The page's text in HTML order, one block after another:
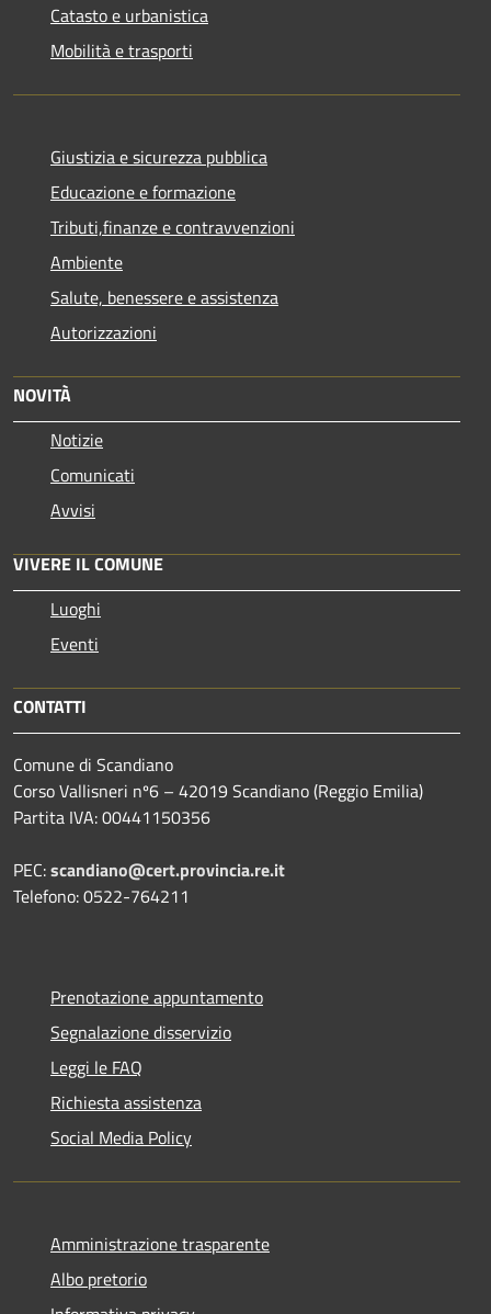
Catasto e urbanistica
Mobilità e trasporti
Giustizia e sicurezza pubblica
Educazione e formazione
Tributi,finanze e contravvenzioni
Ambiente
Salute, benessere e assistenza
Autorizzazioni
NOVITÀ
Notizie
Comunicati
Avvisi
VIVERE IL COMUNE
Luoghi
Eventi
CONTATTI
Comune di Scandiano
Corso Vallisneri nº6 – 42019 Scandiano (Reggio Emilia)
Partita IVA: 00441150356
PEC:scandiano@cert.provincia.re.it
Telefono: 0522-764211
Prenotazione appuntamento
Segnalazione disservizio
Leggi le FAQ
Richiesta assistenza
Social Media Policy
Amministrazione trasparente
Albo pretorio